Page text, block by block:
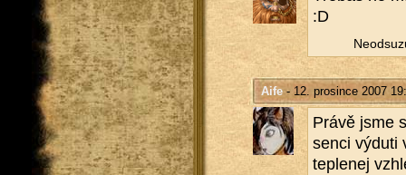
:D
Aife- 12. prosince 2007
Právě jsme
sen­ci vý­du­ti
tep­le­nej